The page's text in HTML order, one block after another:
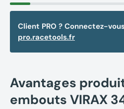
Client PRO ? Connectez-
pro.racetools.fr
Avantages
embouts VIRAX